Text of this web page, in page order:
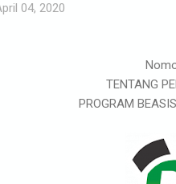
04, 2020
TENTANG
PROGRAM